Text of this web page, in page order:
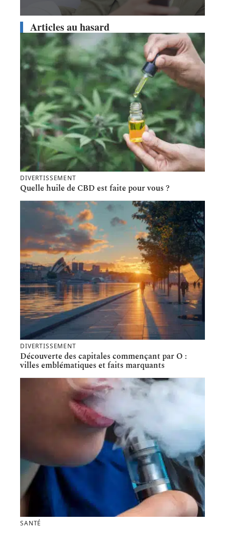
Articles au hasard
DIVERTISSEMENT
Quelle huile de CBD est faite pour vous ?
DIVERTISSEMENT
Découverte des capitales commençant par O :
villes emblématiques et faits marquants
SANTÉ